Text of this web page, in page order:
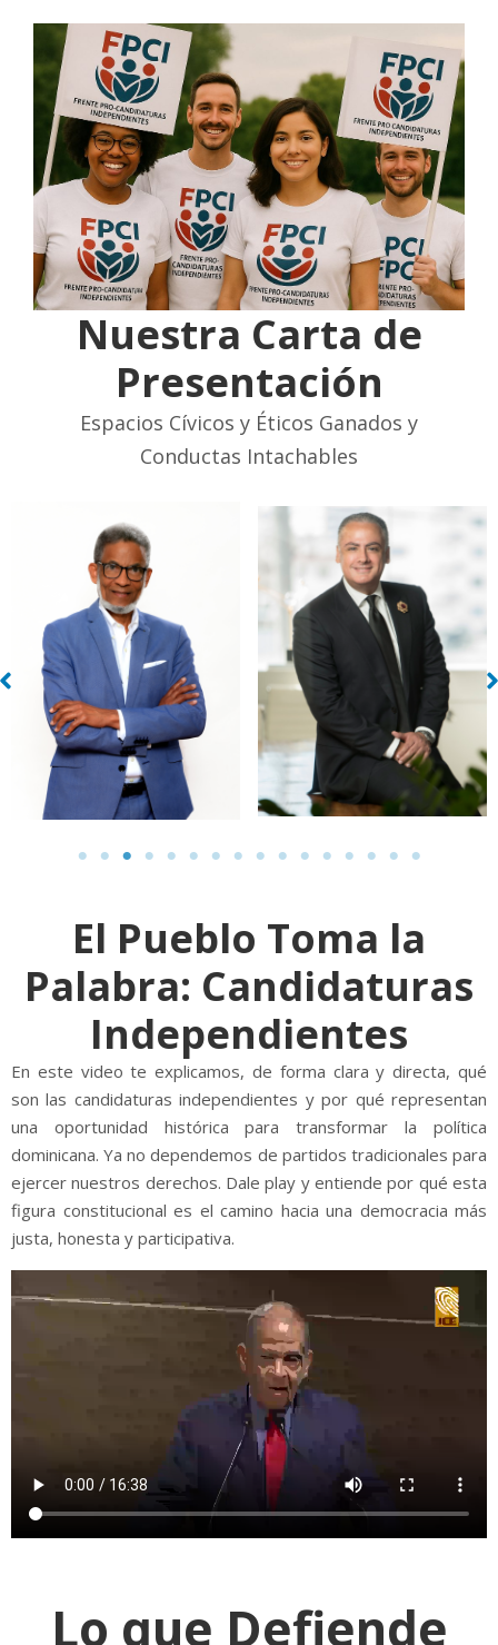
Nuestra Carta de
Presentación
Espacios Cívicos y Éticos Ganados y
Conductas Intachables
El Pueblo Toma la
Palabra: Candidaturas
Independientes
En este video te explicamos, de forma clara y directa, qué
son las candidaturas independientes y por qué representan
una oportunidad histórica para transformar la política
dominicana. Ya no dependemos de partidos tradicionales para
ejercer nuestros derechos. Dale play y entiende por qué esta
figura constitucional es el camino hacia una democracia más
justa, honesta y participativa.
Lo que Defiende